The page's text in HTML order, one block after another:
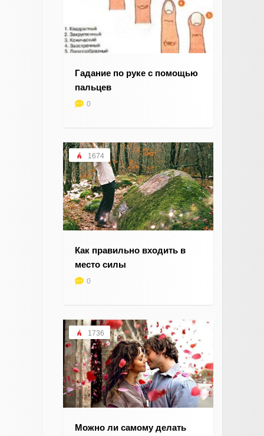
Гадание по руке с помощью
пальцев
0
1674
Как правильно входить в
место силы
0
1736
Можно ли самому делать